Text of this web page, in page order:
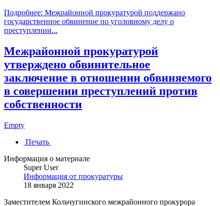
Подробнее: Межрайонной прокуратурой поддержано
государственное обвинение по уголовному делу о
преступлении...
Межрайонной прокуратурой
утверждено обвинительное
заключение в отношении обвиняемого
в совершении преступлений против
собственности
Empty
Печать
Информация о материале
Super User
Информация от прокуратуры
18 января 2022
Заместителем Кольчугинского межрайонного прокурора